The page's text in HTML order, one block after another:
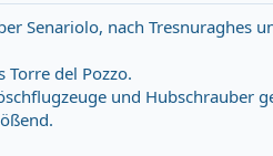
Senariolo, nach Tresnuraghes
Torre del Pozzo.
und Hubschrauber